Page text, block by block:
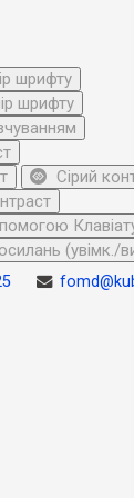
шрифту
шрифту
Сірий
(увімк./